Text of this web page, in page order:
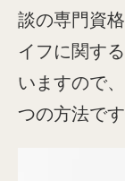
談の専門資
イフに関す
いますので
つの方法です